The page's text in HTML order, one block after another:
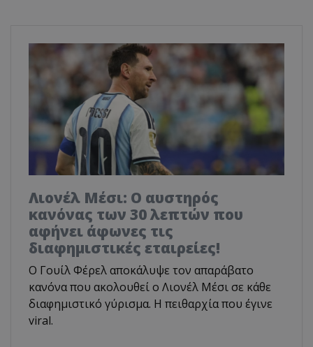
Λιονέλ Μέσι: Ο αυστηρός
κανόνας των 30 λεπτών που
αφήνει άφωνες τις
διαφημιστικές εταιρείες!
Ο Γουίλ Φέρελ αποκάλυψε τον απαράβατο
κανόνα που ακολουθεί ο Λιονέλ Μέσι σε κάθε
διαφημιστικό γύρισμα. Η πειθαρχία που έγινε
viral.